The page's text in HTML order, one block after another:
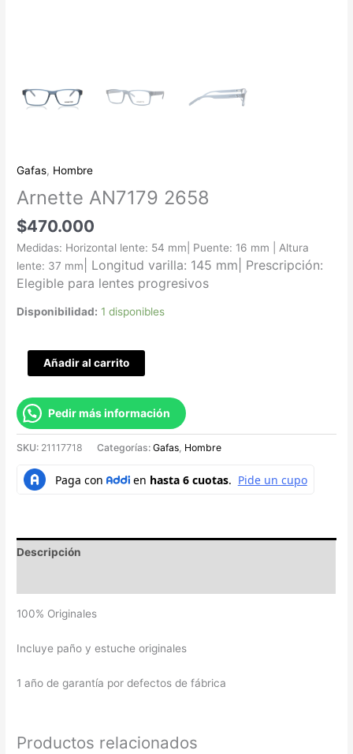
Gafas, Hombre
Arnette AN7179 2658
$470.000
Medidas: Horizontal lente: 54 mm| Puente: 16 mm | Altura
lente: 37 mm
| Longitud varilla: 145 mm Prescripción:
Elegible para lentes progresivos
Disponibilidad: 1 disponibles
Añadir al carrito
Pedir más información
SKU: 21117718 Categorías:Gafas, Hombre
Descripción
100% Originales
Incluye paño y estuche originales
1 año de garantía por defectos de fábrica
Productos relacionados